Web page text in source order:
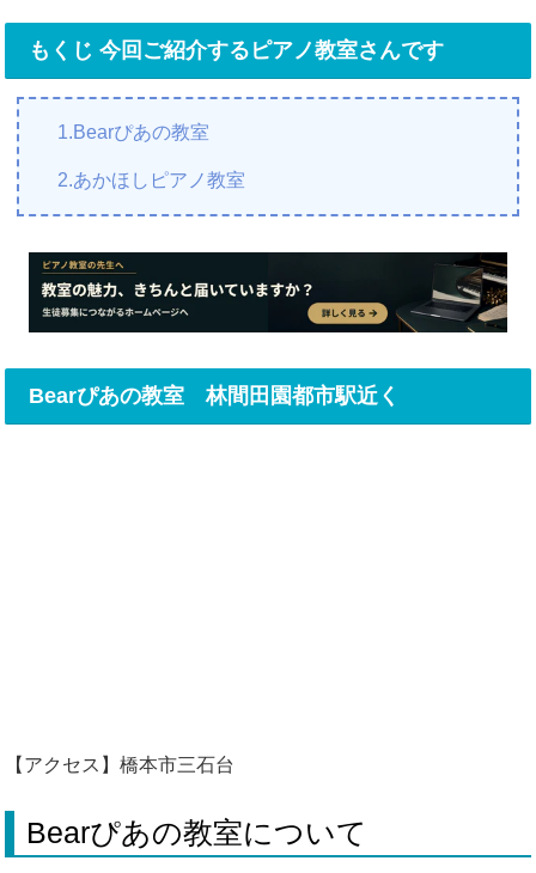
もくじ 今回ご紹介するピアノ教室さんです
1.Bearぴあの教室
2.あかほしピアノ教室
Bearぴあの教室 林間田園都市駅近く
【アクセス】橋本市三石台
Bearぴあの教室について